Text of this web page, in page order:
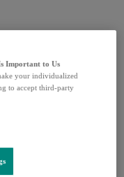
richiedenti asilo
dolore e
Important to Us
your individualized
to accept third-party